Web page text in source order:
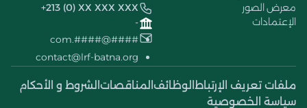
معرض الصور
الإعتمادات
+213 (0) XX XXX XXX
-
####@####.com
contact@lrf-batna.org
ملفات تعريف الإرتباط الوظائف المناقصات الشروط و الأحكام
سياسة الخصوصية